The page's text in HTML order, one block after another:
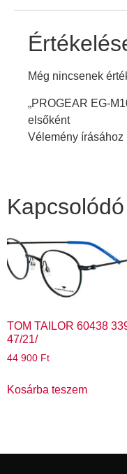
Még nincsenek
„PROGEAR EG-
elsőként
Vélemény írásához
TOM TAILOR 60438
47/21/
44 900 Ft
Kosárba teszem